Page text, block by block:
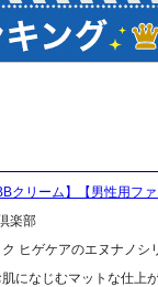
リーム】【男性用ファ
楽部
ヒゲケアのエヌナノ
になじむマットな仕上